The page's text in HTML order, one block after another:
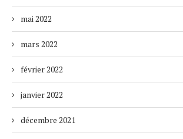
mai 2022
mars 2022
février 2022
janvier 2022
décembre 2021